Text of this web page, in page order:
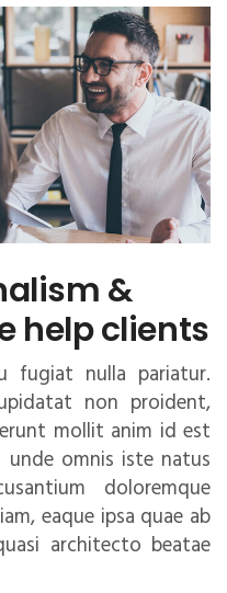
&
help clients
fugiat nulla pariatur.
non proident,
mollit anim id est
unde omnis iste natus
doloremque
eaque ipsa quae ab
architecto beatae